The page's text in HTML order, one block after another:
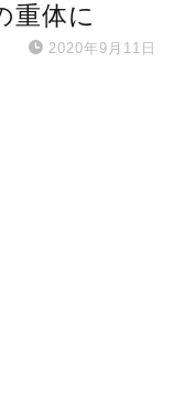
重体に
2020年9月11日